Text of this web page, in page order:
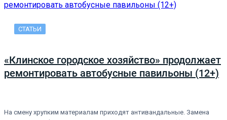
СТАТЬИ
«Клинское городское хозяйство» продолжает
ремонтировать автобусные павильоны (12+)
На смену хрупким материалам приходят антивандальные. Замена